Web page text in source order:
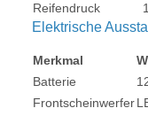
Reifendruck
Elektrische
Merkmal
Batterie
Frontscheinwerfer